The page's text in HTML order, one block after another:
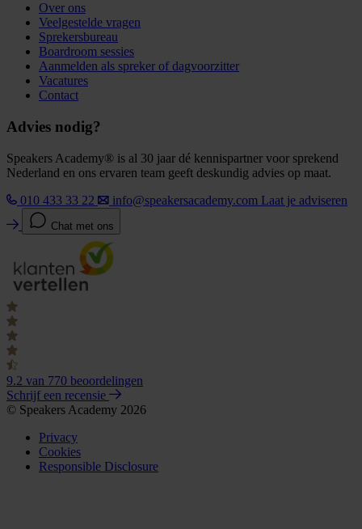
Over ons
Veelgestelde vragen
Sprekersbureau
Boardroom sessies
Aanmelden als spreker of dagvoorzitter
Vacatures
Contact
Advies nodig?
Speakers Academy® is al 30 jaar dé kennispartner voor sprekend
Nederland en ons ervaren team geeft deskundig advies op maat.
010 433 33 22
info@speakersacademy.com Laat je adviseren
Chat met ons
9.2 van 770 beoordelingen
Schrijf een recensie
© Speakers Academy 2026
Privacy
Cookies
Responsible Disclosure